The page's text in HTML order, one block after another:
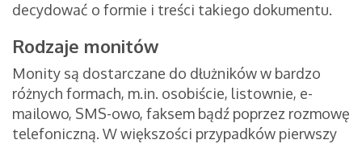
decydować o formie i treści takiego dokumentu.
Rodzaje monitów
Monity są dostarczane do dłużników w bardzo
różnych formach, m.in. osobiście, listownie, e-
mailowo, SMS-owo, faksem bądź poprzez rozmowę
telefoniczną. W większości przypadków pierwszy